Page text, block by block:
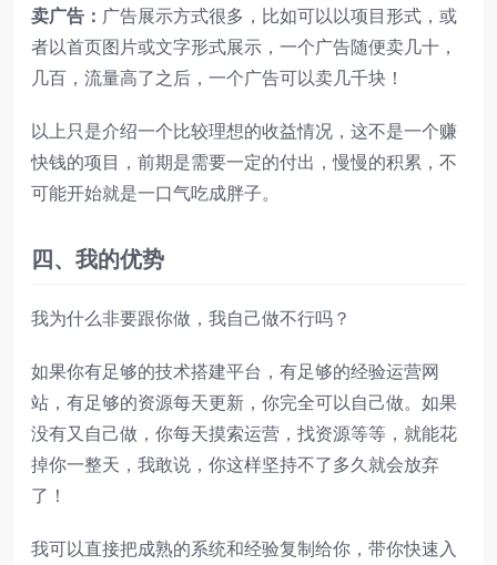
卖广告： 广告展示方式很多，比如可以以项目形式，或
者以首页图片或文字形式展示，一个广告随便卖几十，
几百，流量高了之后，一个广告可以卖几千块！
以上只是介绍一个比较理想的收益情况，这不是一个赚
快钱的项目，前期是需要一定的付出，慢慢的积累，不
可能开始就是一口气吃成胖子。
四、我的优势
我为什么非要跟你做，我自己做不行吗？
如果你有足够的技术搭建平台，有足够的经验运营网
站，有足够的资源每天更新，你完全可以自己做。如果
没有又自己做，你每天摸索运营，找资源等等，就能花
掉你一整天，我敢说，你这样坚持不了多久就会放弃
了！
我可以直接把成熟的系统和经验复制给你，带你快速入